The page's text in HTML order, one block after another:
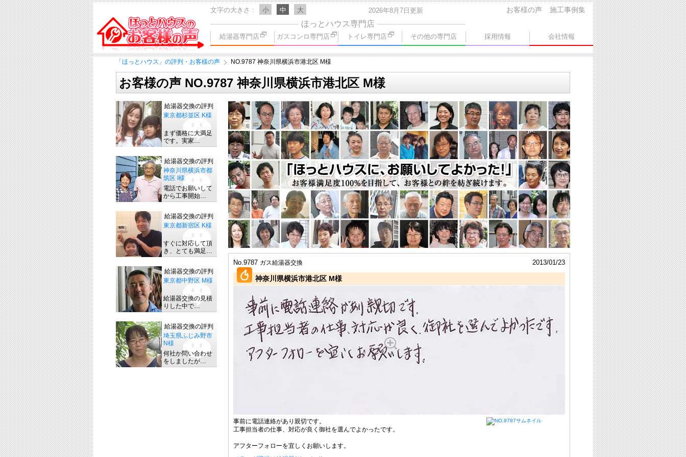
文字の大きさ 小 中 大 2026年8月7日更新 施工事例集
お客様の声
ほっとハウス専門店
給湯器専門店 ガスコンロ専門店 トイレ専門店 その他の専門店 採用情報 会社情報
「ほっとハウス」の評判・お客様の声 NO.9787 神奈川県横浜市港北区 M様
お客様の声 NO.9787 神奈川県横浜市港北区 M様
2013/01/23
No.9787 ガス給湯器交換
神奈川県横浜市港北区 M様
事前に電話連絡があり親切です。
工事担当者の仕事、対応が良く御社を選んでよかったです。
アフターフォローを宜しくお願いします。
給湯器交換の評判
東京都杉並区 K様
まず価格に大満足
です。実家…
給湯器交換の評判
神奈川県横浜市都
筑区 I様
電話でお願いして
から工事開始…
給湯器交換の評判
東京都新宿区 K様
すぐに対応して頂
き、とても満足…
給湯器交換の評判
東京都中野区 M様
給湯器交換の見積
りした中で…
給湯器交換の評判
埼玉県ふじみ野市
N様
何社か問い合わせ
をしましたが…